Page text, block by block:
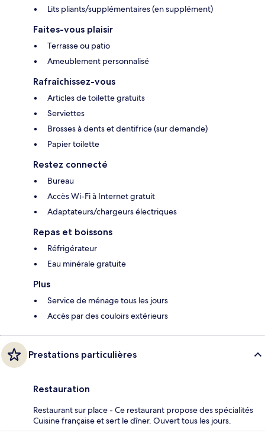
Lits pliants/supplémentaires (en supplément)
Faites-vous plaisir
Terrasse ou patio
Ameublement personnalisé
Rafraîchissez-vous
Articles de toilette gratuits
Serviettes
Brosses à dents et dentifrice (sur demande)
Papier toilette
Restez connecté
Bureau
Accès Wi-Fi à Internet gratuit
Adaptateurs/chargeurs électriques
Repas et boissons
Réfrigérateur
Eau minérale gratuite
Plus
Service de ménage tous les jours
Accès par des couloirs extérieurs
Prestations particulières
Restauration
Restaurant sur place - Ce restaurant propose des spécialités
Cuisine française et sert le dîner. Ouvert tous les jours.